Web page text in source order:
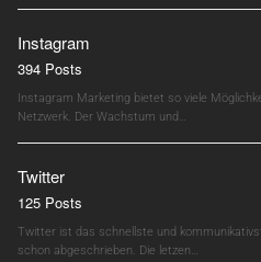
Instagram
394 Posts
Instagram Marketing bietet so viele
Netzwerk. Der Wachstum und…
Twitter
125 Posts
Twitter ist das schnellste und
schon abgeschrieben. Die letzen…